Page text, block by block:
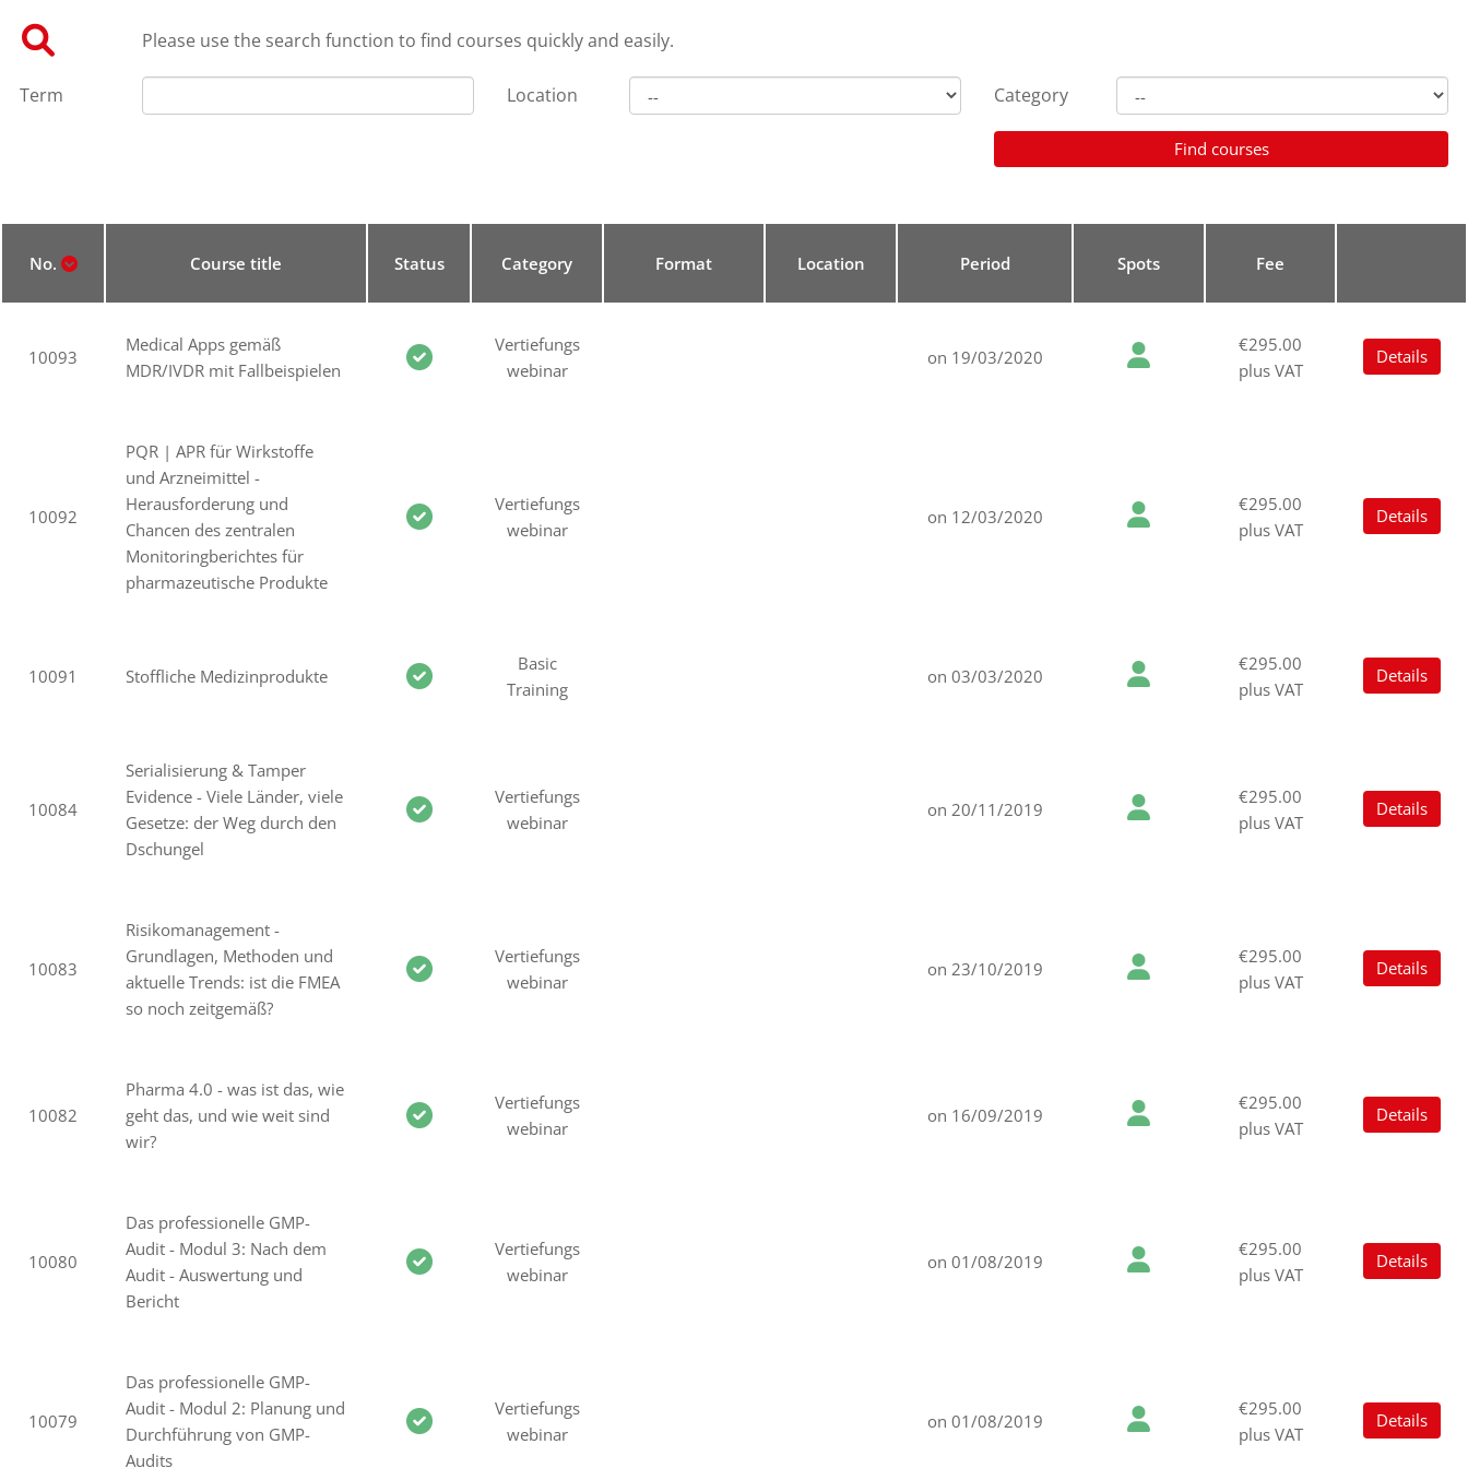
Please use the search function to find courses quickly and easily.
Term Location Category
No. Course title Status Category Format Location Period Spots Fee
10093
Medical Apps gemäß
MDR/IVDR mit Fallbeispielen
Vertiefungs
webinar
on 19/03/2020
€295.00
plus VAT
Details
10092
PQR | APR für Wirkstoffe
und Arzneimittel -
Herausforderung und
Chancen des zentralen
Monitoringberichtes für
pharmazeutische Produkte
Vertiefungs
webinar
on 12/03/2020
€295.00
plus VAT
Details
10091 Stoffliche Medizinprodukte
Basic
Training
on 03/03/2020
€295.00
plus VAT
Details
10084
Serialisierung & Tamper
Evidence - Viele Länder, viele
Gesetze: der Weg durch den
Dschungel
Vertiefungs
webinar
on 20/11/2019
€295.00
plus VAT
Details
10083
Risikomanagement -
Grundlagen, Methoden und
aktuelle Trends: ist die FMEA
so noch zeitgemäß?
Vertiefungs
webinar
on 23/10/2019
€295.00
plus VAT
Details
10082
Pharma 4.0 - was ist das, wie
geht das, und wie weit sind
wir?
Vertiefungs
webinar
on 16/09/2019
€295.00
plus VAT
Details
10080
Das professionelle GMP-
Audit - Modul 3: Nach dem
Audit - Auswertung und
Bericht
Vertiefungs
webinar
on 01/08/2019
€295.00
plus VAT
Details
10079
Das professionelle GMP-
Audit - Modul 2: Planung und
Durchführung von GMP-
Audits
Vertiefungs
webinar
on 01/08/2019
€295.00
plus VAT
Details